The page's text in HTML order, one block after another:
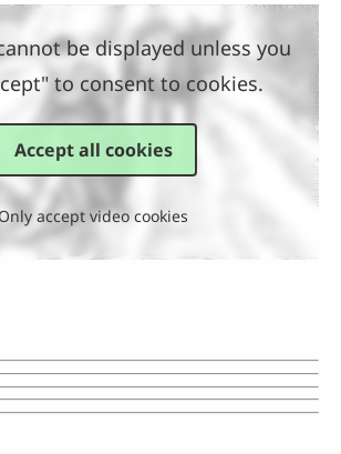
be displayed unless you
to consent to cookies.
Accept all cookies
accept video cookies